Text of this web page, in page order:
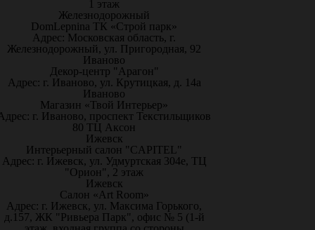
1 этаж
Железнодорожный
DomLepnina ТК «Строй парк»
Адрес: Московская область, г.
Железнодорожный, ул. Пригородная, 92
Иваново
Декор-центр "Арагон"
Адрес: г. Иваново, ул. Крутицкая, д. 14а
Иваново
Магазин «Твой Интерьер»
г. Иваново, проспект Текстильщиков
80 ТЦ Аксон
Ижевск
Интерьерный салон "CAPITEL"
Адрес: г. Ижевск, ул. Удмуртская 304е, ТЦ
"Орион", 2 этаж
Ижевск
Салон «Art Room»
Адрес: г. Ижевск, ул. Максима Горького,
д.157, ЖК "Ривьера Парк", офис № 5 (1-й